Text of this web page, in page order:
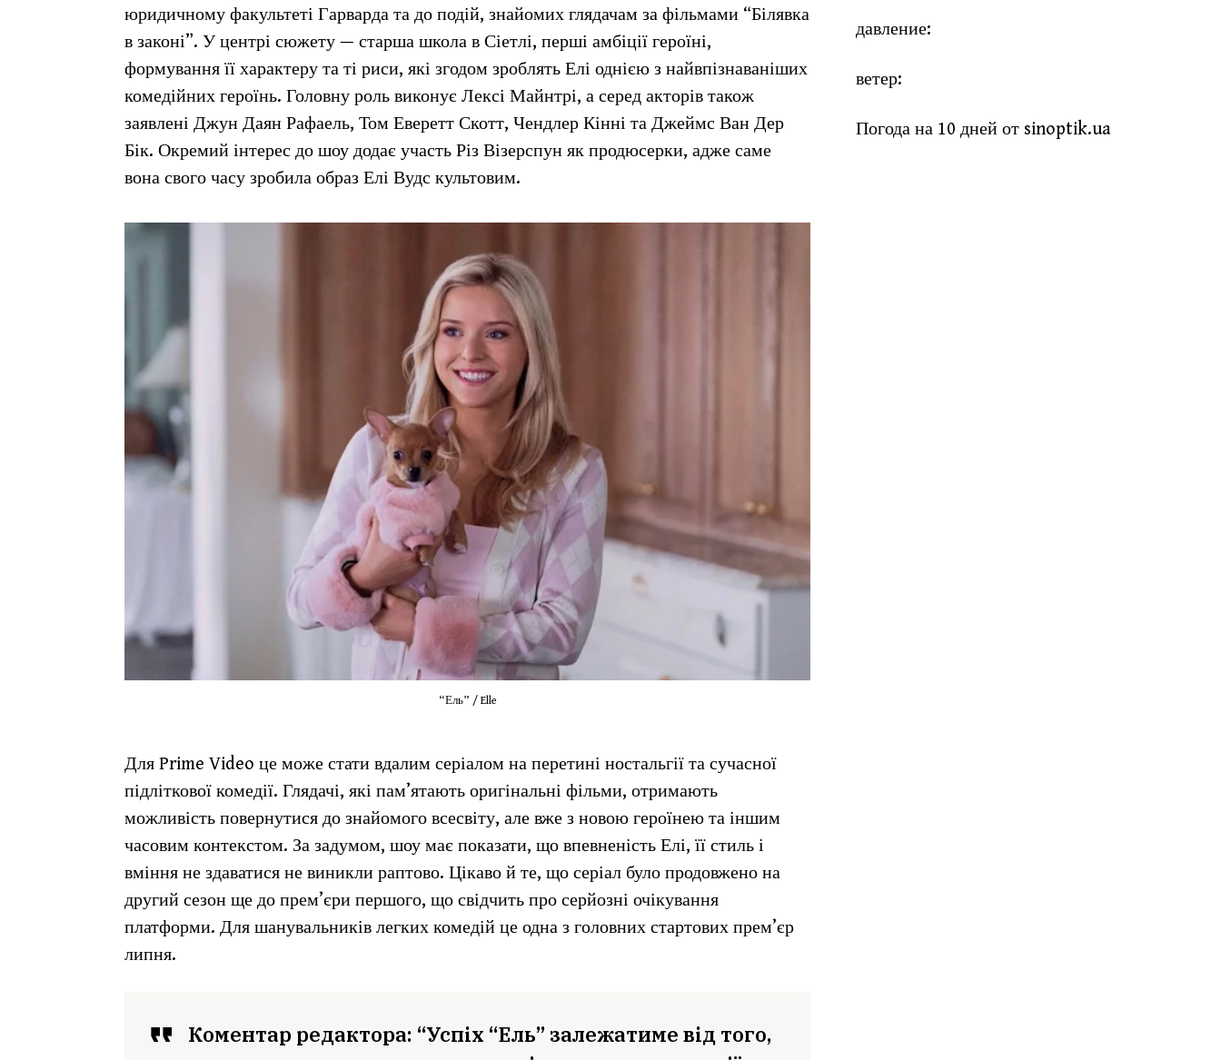
юридичному факультеті Гарварда та до подій, знайомих глядачам за фільмами “Білявка
в законі”. У центрі сюжету — старша школа в Сіетлі, перші амбіції героїні,
формування її характеру та ті риси, які згодом зроблять Елі однією з найвпізнаваніших
комедійних героїнь. Головну роль виконує Лексі Майнтрі, а серед акторів також
заявлені Джун Даян Рафаель, Том Еверетт Скотт, Чендлер Кінні та Джеймс Ван Дер
Бік. Окремий інтерес до шоу додає участь Різ Візерспун як продюсерки, адже саме
вона свого часу зробила образ Елі Вудс культовим.
“Ель” / Elle
Для Prime Video це може стати вдалим серіалом на перетині ностальгії та сучасної
підліткової комедії. Глядачі, які пам’ятають оригінальні фільми, отримають
можливість повернутися до знайомого всесвіту, але вже з новою героїнею та іншим
часовим контекстом. За задумом, шоу має показати, що впевненість Елі, її стиль і
вміння не здаватися не виникли раптово. Цікаво й те, що серіал було продовжено на
другий сезон ще до прем’єри першого, що свідчить про серйозні очікування
платформи. Для шанувальників легких комедій це одна з головних стартових прем’єр
липня.
Коментар редактора: “Успіх “Ель” залежатиме від того,
давление:
ветер:
Погода на 10 дней от sinoptik.ua